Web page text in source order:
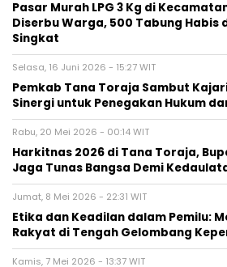
Pasar Murah LPG 3 Kg di
Diserbu Warga, 500 Tabung Habis
Singkat
Selasa, 16 Juni 2026 - 15:27 WIT
Pemkab Tana Toraja Sambut
Sinergi untuk Penegakan Hukum
Rabu, 20 Mei 2026 - 00:14 WIT
Harkitnas 2026 di Tana Toraja,
Jaga Tunas Bangsa Demi
Jumat, 8 Mei 2026 - 22:31 WIT
Etika dan Keadilan dalam Pemilu:
Rakyat di Tengah Gelombang
Kamis, 7 Mei 2026 - 13:37 WIT